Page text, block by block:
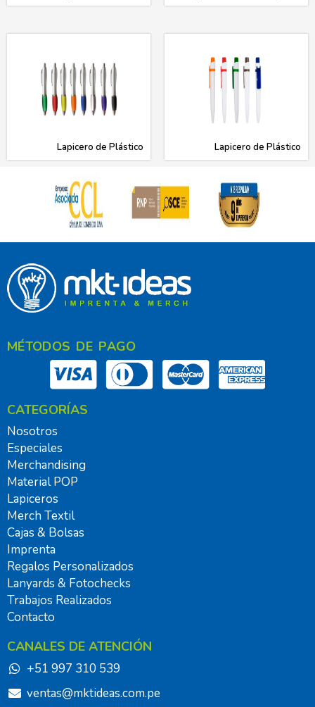
Lapicero de Plástico Lapicero de Plástico
MÉTODOS DE PAGO
CATEGORÍAS
Nosotros
Especiales
Merchandising
Material POP
Lapiceros
Merch Textil
Cajas & Bolsas
Imprenta
Regalos Personalizados
Lanyards & Fotochecks
Trabajos Realizados
Contacto
CANALES DE ATENCIÓN
+51 997 310 539
ventas@mktideas.com.pe